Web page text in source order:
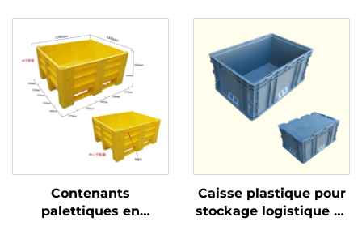
Contenants
palettiques en
Caisse plastique pour
stockage logistique et